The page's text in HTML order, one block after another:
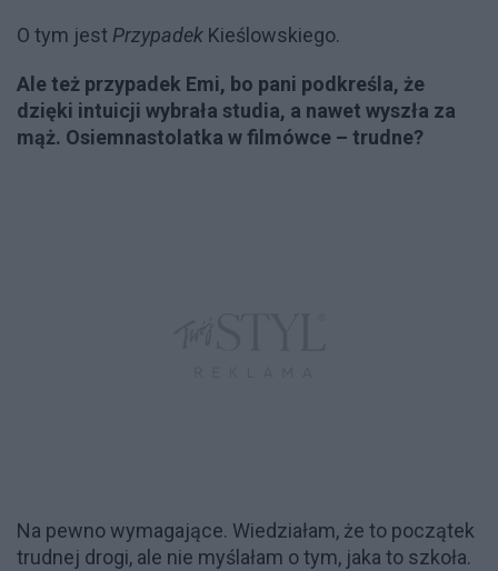
O tym jest Przypadek Kieślowskiego.
Ale też przypadek Emi, bo pani podkreśla, że
dzięki intuicji wybrała studia, a nawet wyszła za
mąż. Osiemnastolatka w filmówce – trudne?
Na pewno wymagające. Wiedziałam, że to początek
trudnej drogi, ale nie myślałam o tym, jaka to szkoła.